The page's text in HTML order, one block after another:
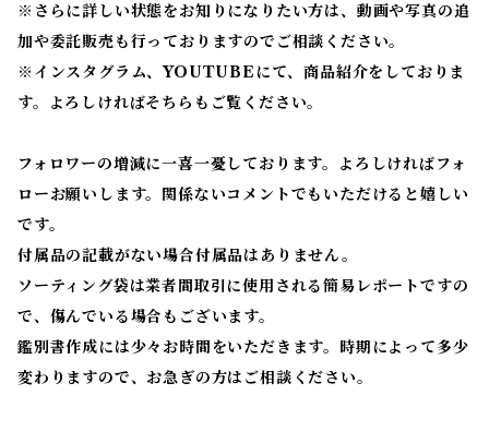
※ さらに詳しい状態をお知りになりたい方は、動画や写真の追
加や委託販売も行っておりますのでご相談ください。
※ インスタグラム、YOUTUBEにて、商品紹介をしておりま
す。よろしければそちらもご覧ください。
フォロワーの増減に一喜一憂しております。よろしければフォ
ローお願いします。関係ないコメントでもいただけると嬉しい
です。
付属品の記載がない場合付属品はありません。
ソーティング袋は業者間取引に使用される簡易レポートですの
で、傷んでいる場合もございます。
鑑別書作成には少々お時間をいただきます。時期によって多少
変わりますので、お急ぎの方はご相談ください。